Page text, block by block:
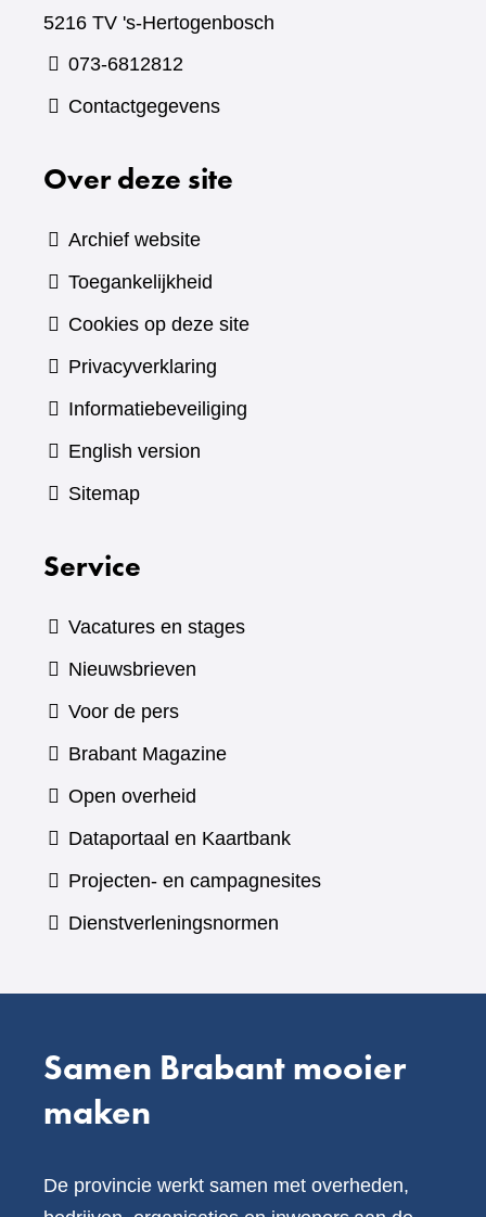
5216 TV 's-Hertogenbosch
073-6812812
Contactgegevens
Over deze site
Archief website
Toegankelijkheid
Cookies op deze site
Privacyverklaring
Informatiebeveiliging
English version
Sitemap
Service
Vacatures en stages
Nieuwsbrieven
Voor de pers
Brabant Magazine(verwijst
andere
website)
Open overheid
Dataportaal en Kaartbank(verwijst
naar
Projecten- en campagnesites
Dienstverleningsnormen
Samen Brabant mooier
maken
De provincie werkt samen met overheden,